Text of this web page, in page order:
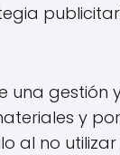
una gestión
y
al no